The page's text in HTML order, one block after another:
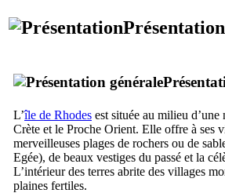
Présentation
L’île de Rhodes est située au milieu
Crète et le Proche Orient. Elle offre à ses
merveilleuses plages de rochers ou de
Egée), de beaux vestiges du passé et la
L’intérieur des terres abrite des villages
plaines fertiles.